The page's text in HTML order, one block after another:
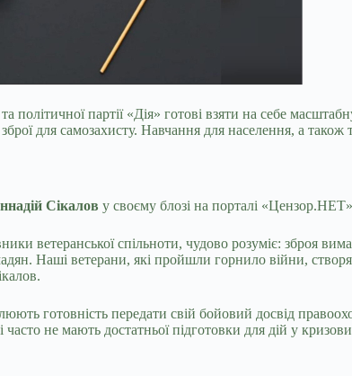
політичної партії «Дія» готові взяти на себе
зброї для самозахисту. Навчання для населення, а
Сікалов у своєму блозі на порталі
ветеранської спільноти, чудово розуміє: зброя
Наші ветерани, які пройшли горнило війни,
готовність передати свій бойовий досвід
часто не мають достатньої підготовки для дій у